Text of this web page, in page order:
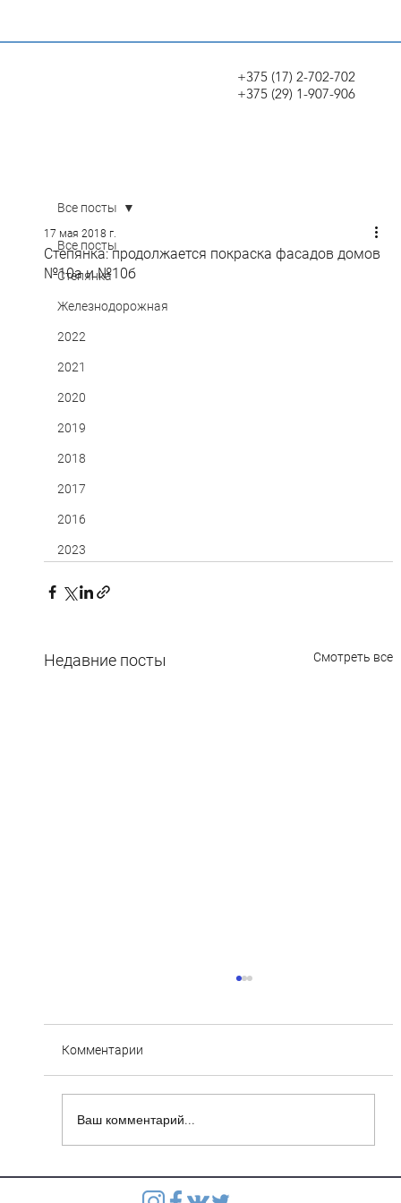
+375 (17) 2-702-702
+375 (29) 1-907-906
Все посты
Степянка
Железнодорожная
2022
2021
2020
2019
2018
2017
2016
2023
Все посты
Степянка: продолжается покраска фасадов домов
№10а и №10б
17 мая 2018 г.
Недавние посты Смотреть все
Степянка: Ведутся монолитные работы
Комментарии
Ваш комментарий...